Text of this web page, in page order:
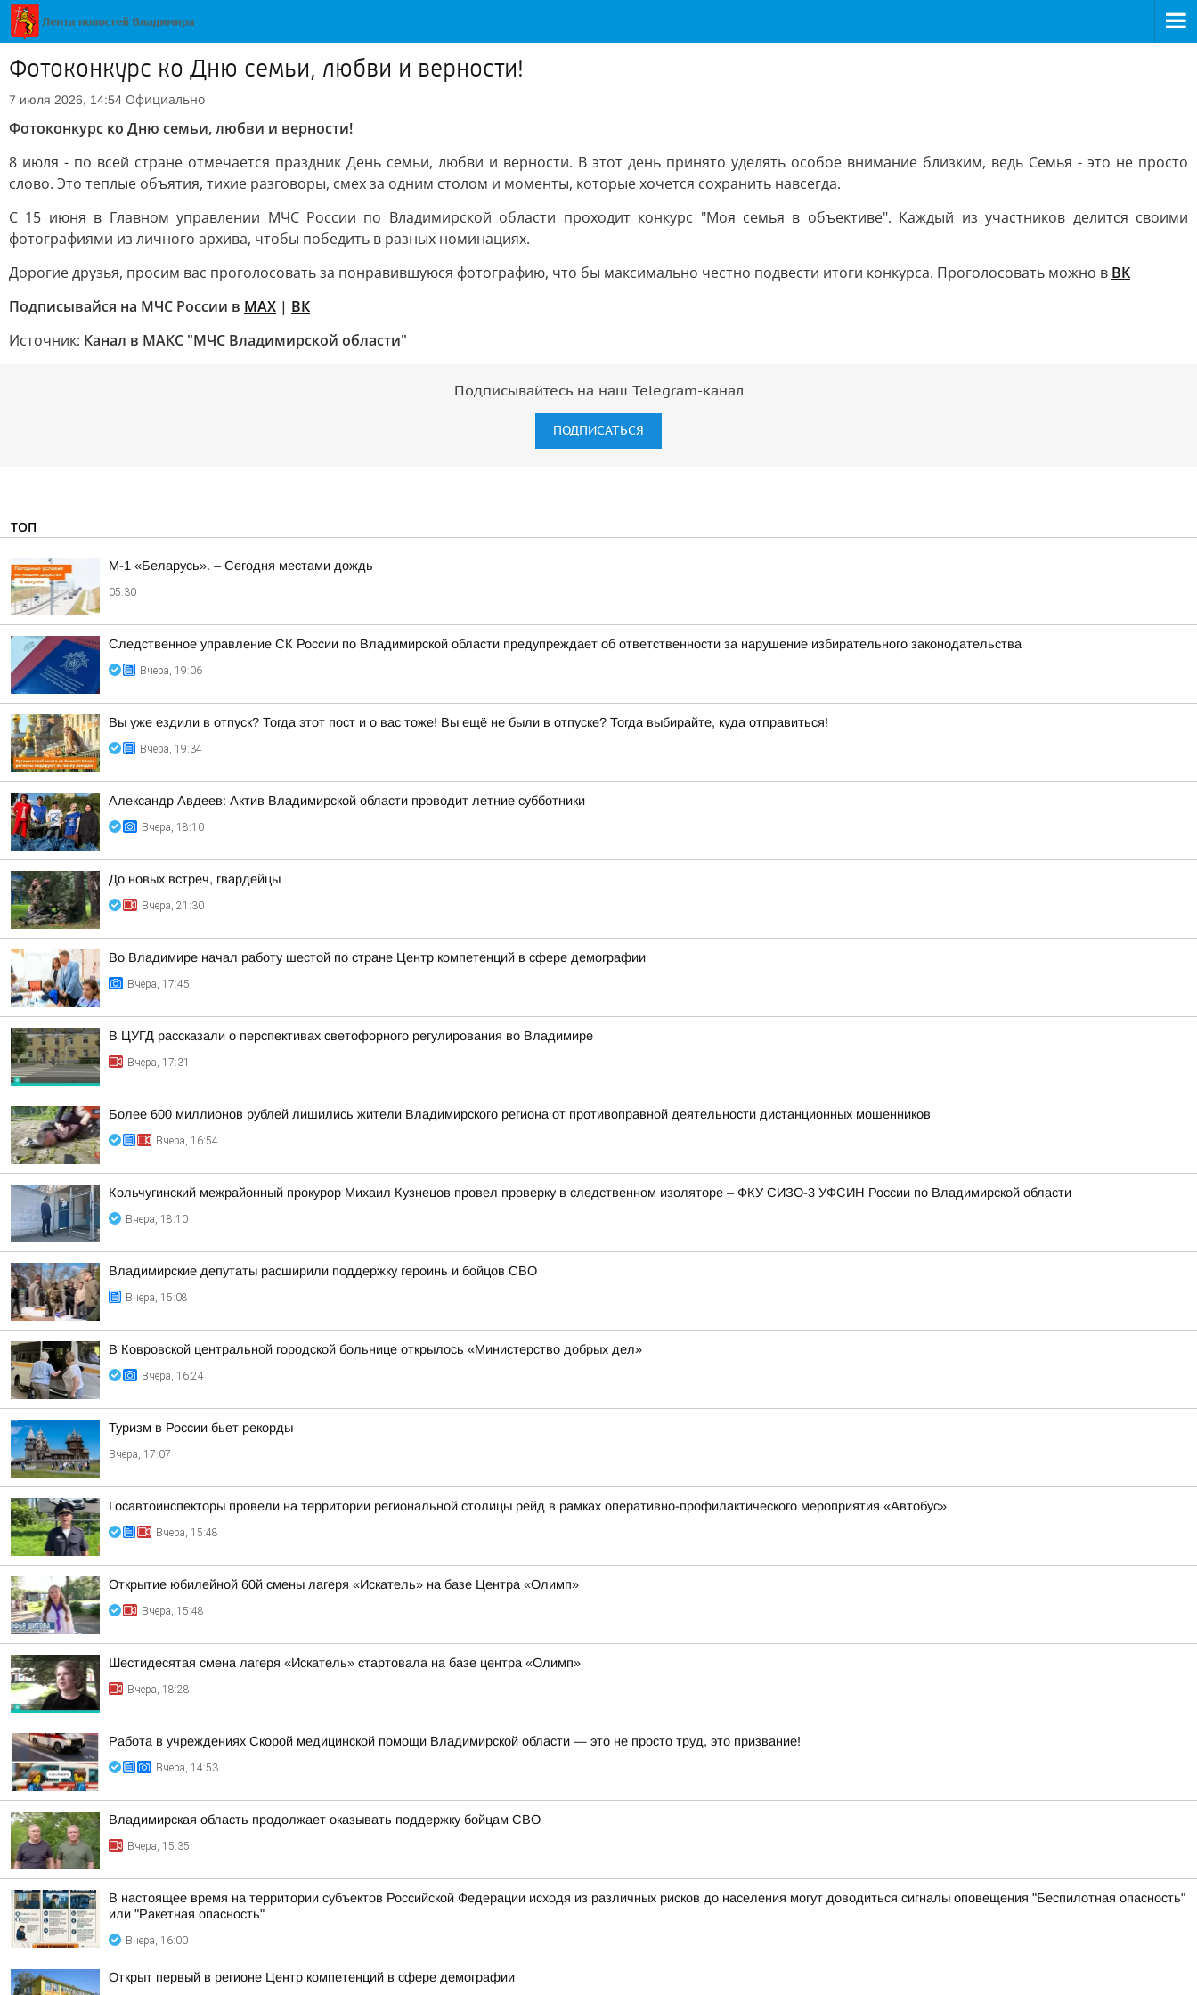
Фотоконкурс ко Дню семьи, любви и верности!
7 июля 2026, 14:54 Официально
Фотоконкурс ко Дню семьи, любви и верности!
8 июля - по всей стране отмечается праздник День семьи, любви и верности. В этот день принято уделять особое внимание близким, ведь Семья - это не просто
слово. Это теплые объятия, тихие разговоры, смех за одним столом и моменты, которые хочется сохранить навсегда.
С 15 июня в Главном управлении МЧС России по Владимирской области проходит конкурс "Моя семья в объективе". Каждый из участников делится своими
фотографиями из личного архива, чтобы победить в разных номинациях.
Дорогие друзья, просим вас проголосовать за понравившуюся фотографию, что бы максимально честно подвести итоги конкурса. Проголосовать можно в ВК
Подписывайся на МЧС России в MAX | ВК
Источник: Канал в МАКС "МЧС Владимирской области"
Подписывайтесь на наш Telegram-канал
ПОДПИСАТЬСЯ
ТОП
М-1 «Беларусь». – Сегодня местами дождь
05:30
Следственное управление СК России по Владимирской области предупреждает об ответственности за нарушение избирательного законодательства
Вчера, 19:06
Вы уже ездили в отпуск? Тогда этот пост и о вас тоже! Вы ещё не были в отпуске? Тогда выбирайте, куда отправиться!
Вчера, 19:34
Александр Авдеев: Актив Владимирской области проводит летние субботники
Вчера, 18:10
До новых встреч, гвардейцы
Вчера, 21:30
Во Владимире начал работу шестой по стране Центр компетенций в сфере демографии
Вчера, 17:45
В ЦУГД рассказали о перспективах светофорного регулирования во Владимире
Вчера, 17:31
Более 600 миллионов рублей лишились жители Владимирского региона от противоправной деятельности дистанционных мошенников
Вчера, 16:54
Кольчугинский межрайонный прокурор Михаил Кузнецов провел проверку в следственном изоляторе – ФКУ СИЗО-3 УФСИН России по Владимирской области
Вчера, 18:10
Владимирские депутаты расширили поддержку героинь и бойцов СВО
Вчера, 15:08
В Ковровской центральной городской больнице открылось «Министерство добрых дел»
Вчера, 16:24
Туризм в России бьет рекорды
Вчера, 17:07
Госавтоинспекторы провели на территории региональной столицы рейд в рамках оперативно-профилактического мероприятия «Автобус»
Вчера, 15:48
Открытие юбилейной 60й смены лагеря «Искатель» на базе Центра «Олимп»
Вчера, 15:48
Шестидесятая смена лагеря «Искатель» стартовала на базе центра «Олимп»
Вчера, 18:28
Работа в учреждениях Скорой медицинской помощи Владимирской области — это не просто труд, это призвание!
Вчера, 14:53
Владимирская область продолжает оказывать поддержку бойцам СВО
Вчера, 15:35
В настоящее время на территории субъектов Российской Федерации исходя из различных рисков до населения могут доводиться сигналы оповещения "Беспилотная опасность"
или "Ракетная опасность"
Вчера, 16:00
Открыт первый в регионе Центр компетенций в сфере демографии